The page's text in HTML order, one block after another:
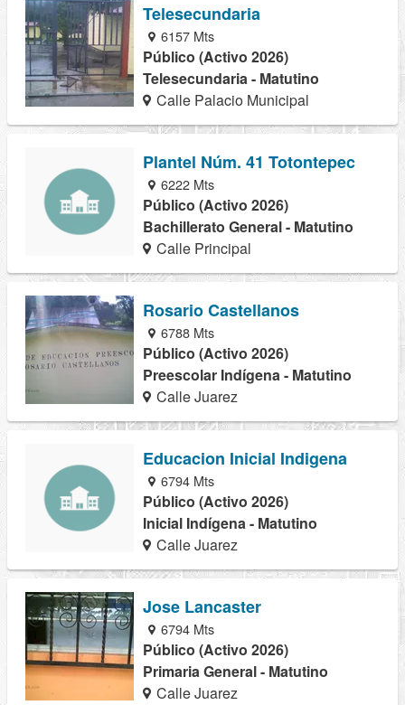
Telesecundaria
6157 Mts
Público (Activo 2026)
Telesecundaria - Matutino
Calle Palacio Municipal
Plantel Núm. 41 Totontepec
6222 Mts
Público (Activo 2026)
Bachillerato General - Matutino
Calle Principal
Rosario Castellanos
6788 Mts
Público (Activo 2026)
Preescolar Indígena - Matutino
Calle Juarez
Educacion Inicial Indigena
6794 Mts
Público (Activo 2026)
Inicial Indígena - Matutino
Calle Juarez
Jose Lancaster
6794 Mts
Público (Activo 2026)
Primaria General - Matutino
Calle Juarez